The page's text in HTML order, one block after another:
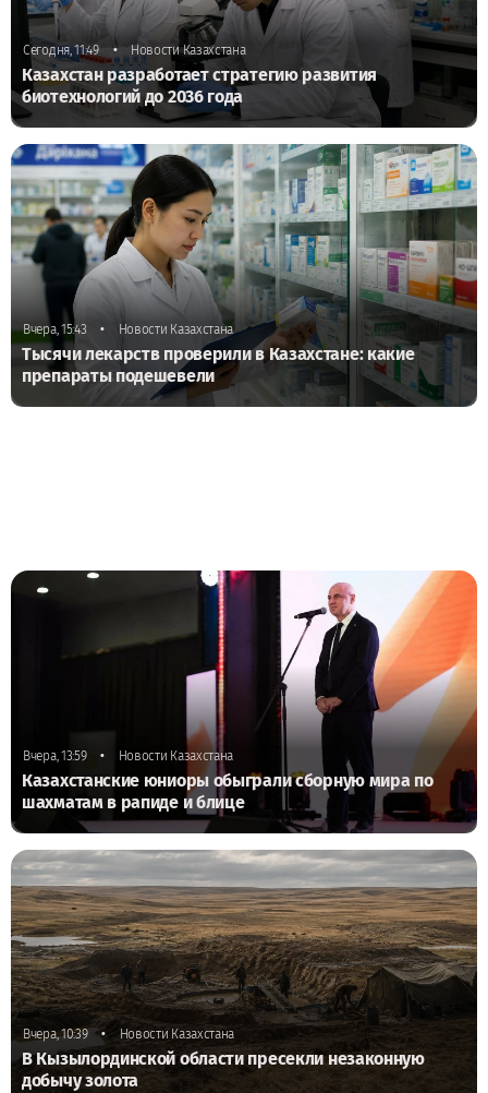
Сегодня, 11:49 • Новости Казахстана
Казахстан разработает стратегию развития
биотехнологий до 2036 года
Вчера, 15:43 • Новости Казахстана
Тысячи лекарств проверили в Казахстане: какие
препараты подешевели
Вчера, 13:59 • Новости Казахстана
Казахстанские юниоры обыграли сборную мира по
шахматам в рапиде и блице
Вчера, 10:39 • Новости Казахстана
В Кызылординской области пресекли незаконную
добычу золота